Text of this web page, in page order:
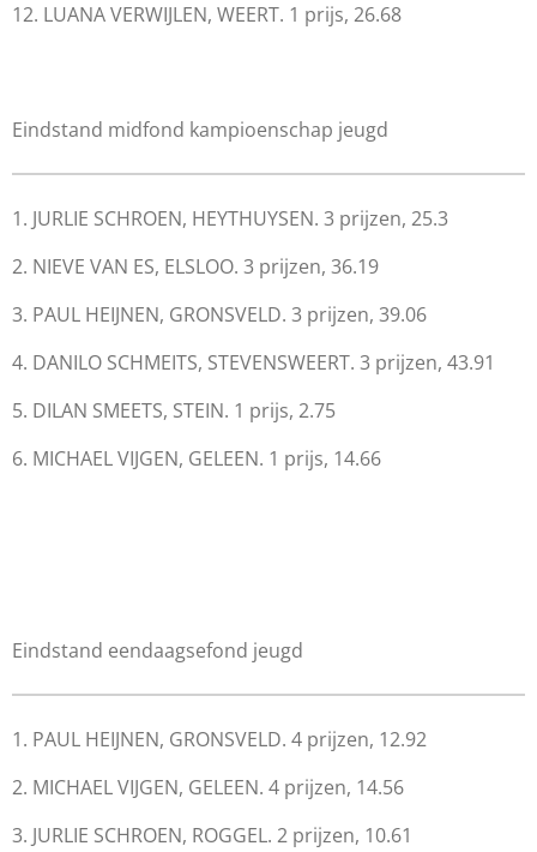
12. LUANA VERWIJLEN, WEERT. 1 prijs, 26.68
Eindstand midfond kampioenschap jeugd
1. JURLIE SCHROEN, HEYTHUYSEN. 3 prijzen, 25.3
2. NIEVE VAN ES, ELSLOO. 3 prijzen, 36.19
3. PAUL HEIJNEN, GRONSVELD. 3 prijzen, 39.06
4. DANILO SCHMEITS, STEVENSWEERT. 3 prijzen, 43.91
5. DILAN SMEETS, STEIN. 1 prijs, 2.75
6. MICHAEL VIJGEN, GELEEN. 1 prijs, 14.66
Eindstand eendaagsefond jeugd
1. PAUL HEIJNEN, GRONSVELD. 4 prijzen, 12.92
2. MICHAEL VIJGEN, GELEEN. 4 prijzen, 14.56
3. JURLIE SCHROEN, ROGGEL. 2 prijzen, 10.61